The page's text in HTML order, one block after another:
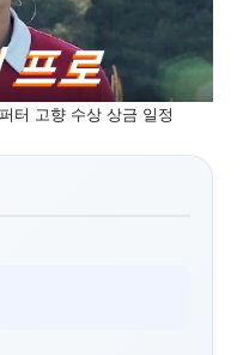
터 고향 수상 상금 일정